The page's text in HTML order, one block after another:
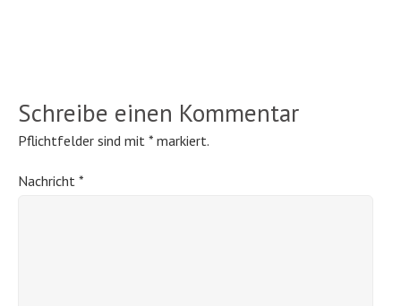
Schreibe einen Kommentar
Pflichtfelder sind mit * markiert.
Nachricht *